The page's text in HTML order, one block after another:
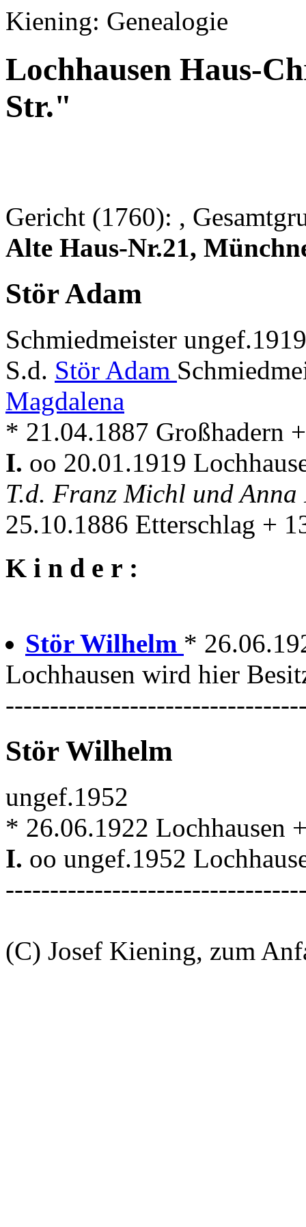
Kiening: Genealogie
Lochhausen Haus-
Str."
Gericht (1760): ,
Alte Haus-Nr.21,
Stör Adam
Schmiedmeister ungef.1919
S.d. Stör Adam
Magdalena
* 21.04.1887 Großhadern
I. oo 20.01.1919
T.d. Franz Michl und
25.10.1886 Etterschlag +
K i n d e r :
Stör Wilhelm *
Lochhausen wird hier
Stör Wilhelm
ungef.1952
* 26.06.1922 Lochhausen
I. oo ungef.1952
(C) Josef Kiening, zum